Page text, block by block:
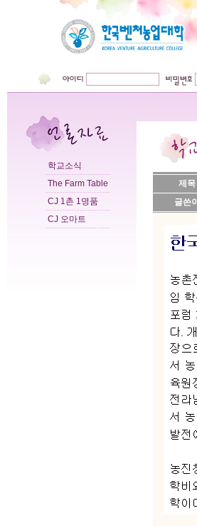
학교소식
The Farm Table
CJ 1촌 1명품
CJ 오마트
제목
글쓴이